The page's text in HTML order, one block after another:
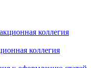
коллегия
коллегия